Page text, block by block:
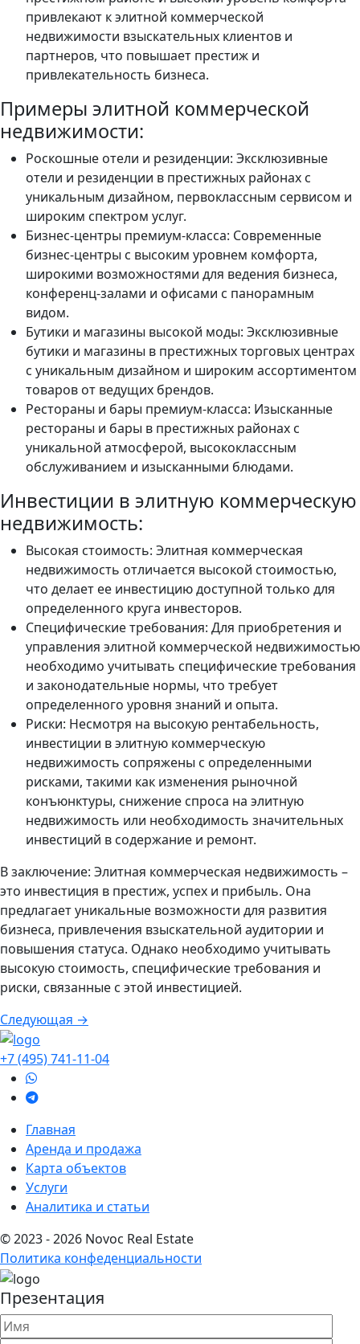
привлекают к элитной коммерческой
недвижимости взыскательных клиентов и
партнеров, что повышает престиж и
привлекательность бизнеса.
Примеры элитной коммерческой
недвижимости:
Роскошные отели и резиденции: Эксклюзивные
отели и резиденции в престижных районах с
уникальным дизайном, первоклассным сервисом и
широким спектром услуг.
Бизнес-центры премиум-класса: Современные
бизнес-центры с высоким уровнем комфорта,
широкими возможностями для ведения бизнеса,
конференц-залами и офисами с панорамным
видом.
Бутики и магазины высокой моды: Эксклюзивные
бутики и магазины в престижных торговых центрах
с уникальным дизайном и широким ассортиментом
товаров от ведущих брендов.
Рестораны и бары премиум-класса: Изысканные
рестораны и бары в престижных районах с
уникальной атмосферой, высококлассным
обслуживанием и изысканными блюдами.
Инвестиции в элитную коммерческую
недвижимость:
Высокая стоимость: Элитная коммерческая
недвижимость отличается высокой стоимостью,
что делает ее инвестицию доступной только для
определенного круга инвесторов.
Специфические требования: Для приобретения и
управления элитной коммерческой недвижимостью
необходимо учитывать специфические требования
и законодательные нормы, что требует
определенного уровня знаний и опыта.
Риски: Несмотря на высокую рентабельность,
инвестиции в элитную коммерческую
недвижимость сопряжены с определенными
рисками, такими как изменения рыночной
конъюнктуры, снижение спроса на элитную
недвижимость или необходимость значительных
инвестиций в содержание и ремонт.
В заключение: Элитная коммерческая недвижимость –
это инвестиция в престиж, успех и прибыль. Она
предлагает уникальные возможности для развития
бизнеса, привлечения взыскательной аудитории и
повышения статуса. Однако необходимо учитывать
высокую стоимость, специфические требования и
риски, связанные с этой инвестицией.
Навигация
по
записям
Следующая →
+7 (495) 741-11-04
Главная
Аренда и продажа
Карта объектов
Услуги
Аналитика и статьи
© 2023 - 2026 Novoc Real Estate
Политика конфеденциальности
Презентация